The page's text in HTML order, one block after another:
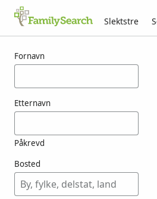
Slektstre
Fornavn
Etternavn
Påkrevd
Bosted